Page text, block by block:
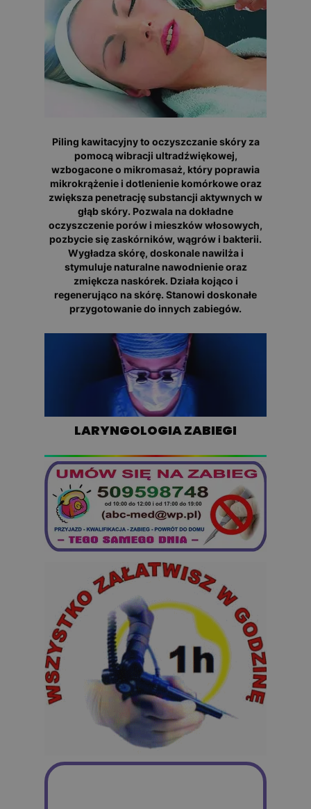
Piling kawitacyjny to oczyszczanie skóry za
pomocą wibracji ultradźwiękowej,
wzbogacone o mikromasaż, który poprawia
mikrokrążenie i dotlenienie komórkowe oraz
zwiększa penetrację substancji aktywnych w
głąb skóry. Pozwala na dokładne
oczyszczenie porów i mieszków włosowych,
pozbycie się zaskórników, wągrów i bakterii.
Wygładza skórę, doskonale nawilża i
stymuluje naturalne nawodnienie oraz
zmiękcza naskórek. Działa kojąco i
regenerująco na skórę. Stanowi doskonałe
przygotowanie do innych zabiegów.
LARYNGOLOGIA ZABIEGI